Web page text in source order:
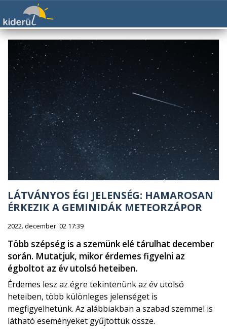
LÁTVÁNYOS ÉGI JELENSÉG: HAMAROSAN
ÉRKEZIK A GEMINIDÁK METEORZÁPOR
2022. december. 02 17:39
Több szépség is a szemünk elé tárulhat december
során. Mutatjuk, mikor érdemes figyelni az
égboltot az év utolsó heteiben.
Érdemes lesz az égre tekintenünk az év utolsó
heteiben, több különleges jelenséget is
megfigyelhetünk. Az alábbiakban a szabad szemmel is
látható eseményeket gyűjtöttük össze.